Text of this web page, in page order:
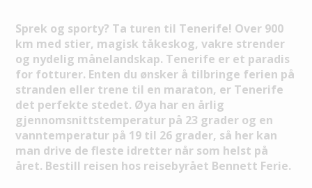
Sprek og sporty? Ta turen til Tenerife! Over 900
km med stier, magisk tåkeskog, vakre strender
og nydelig månelandskap. Tenerife er et paradis
for fotturer. Enten du ønsker å tilbringe ferien på
stranden eller trene til en maraton, er Tenerife
det perfekte stedet. Øya har en årlig
gjennomsnittstemperatur på 23 grader og en
vanntemperatur på 19 til 26 grader, så her kan
man drive de fleste idretter når som helst på
året. Bestill reisen hos reisebyrået Bennett Ferie.